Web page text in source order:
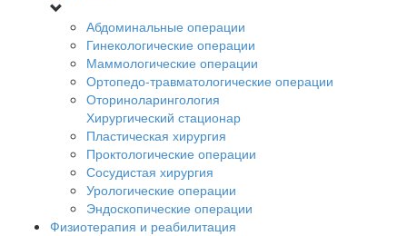
Абдоминальные операции
Гинекологические операции
Маммологические операции
Ортопедо-травматологические операции
Оториноларингология
Хирургический стационар
Пластическая хирургия
Проктологические операции
Сосудистая хирургия
Урологические операции
Эндоскопические операции
Физиотерапия и реабилитация